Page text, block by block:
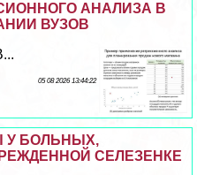
АНАЛИЗА В
ВУЗОВ
05 08 2026 13:44:22
У БОЛЬНЫХ,
СЕЛЕЗЕНКЕ